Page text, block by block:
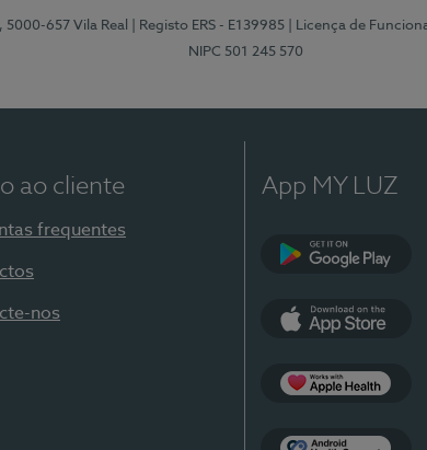
5000-657 Vila Real | Registo ERS - E139985 | Licença de
NIPC 501 245 570
ao cliente
frequentes
nos
App MY LUZ